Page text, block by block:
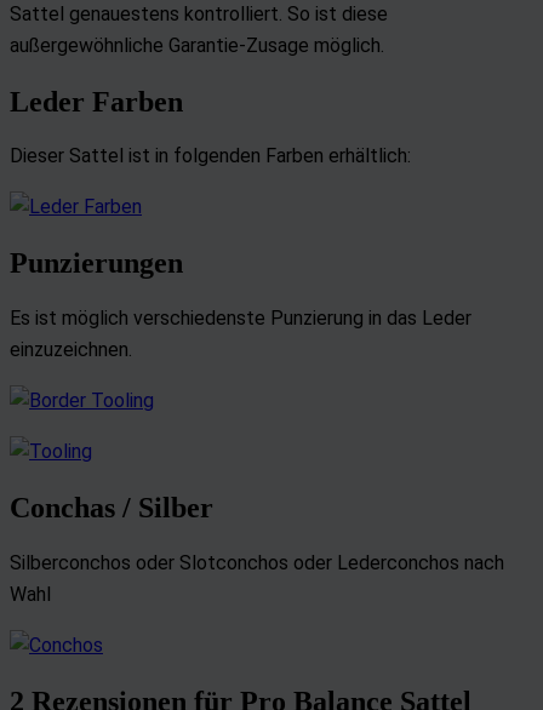
Sattel genauestens kontrolliert. So ist diese
außergewöhnliche Garantie-Zusage möglich.
Leder Farben
Dieser Sattel ist in folgenden Farben erhältlich:
Punzierungen
Es ist möglich verschiedenste Punzierung in das Leder
einzuzeichnen.
Conchas / Silber
Silberconchos oder Slotconchos oder Lederconchos nach
Wahl
2 Rezensionen für Pro Balance Sattel